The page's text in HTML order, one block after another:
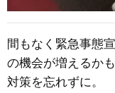
間もなく緊急事態
の機会が増えるか
対策を忘れずに。